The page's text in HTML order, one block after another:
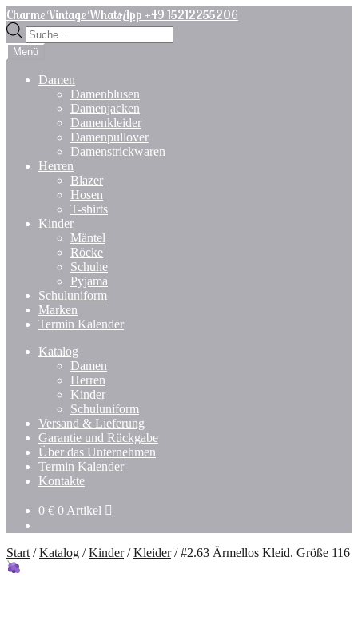
Zur
Navigation
springen
Zum
Inhalt
springen
Charme Vintage WhatsApp +49 15212255206
Products
search
Menü
Damen
Damenblusen
Damenjacken
Damenkleider
Damenpullover
Damenstrickwaren
Herren
Blazer
Hosen
T-shirts
Kinder
Mäntel
Röcke
Schuhe
Pyjama
Schuluniform
Marken
Termin Kalender
Katalog
Damen
Herren
Kinder
Schuluniform
Versand & Lieferung
Garantie und Rückgabe
Über das Unternehmen
Termin Kalender
Kontakte
0 € 0 Artikel
Start /Katalog /Kinder/Kleider/#2.63 Ärmellos Kleid. Größe 116